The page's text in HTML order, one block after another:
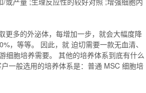
更多的外泌体，每增加一步，就会大幅度降
，等等。 因此，就 迫切需要一款无血清、
细胞培养需要。 其他的培养体系到底有什么
一般选用的培养体系是：普通 MSC 细胞培